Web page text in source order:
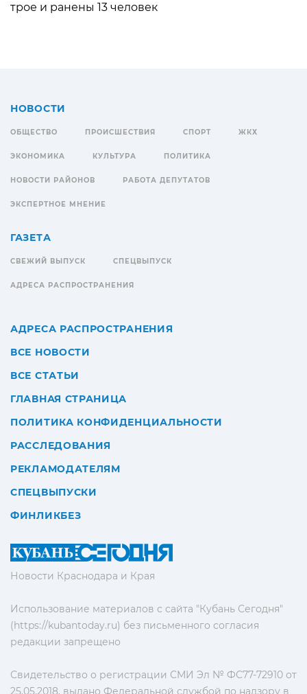
трое и ранены 13 человек
Новости Краснодара и Края
Использование материалов с сайта "Кубань Сегодня"
(https://kubantoday.ru) без письменного согласия
редакции запрещено
Свидетельство о регистрации СМИ Эл № ФС77-72910 от
25.05.2018, выдано Федеральной службой по надзору в
НОВОСТИ
ОБЩЕСТВО ПРОИСШЕСТВИЯ СПОРТ ЖКХ
ЭКОНОМИКА КУЛЬТУРА ПОЛИТИКА
НОВОСТИ РАЙОНОВ РАБОТА ДЕПУТАТОВ
ЭКСПЕРТНОЕ МНЕНИЕ
ГАЗЕТА
СВЕЖИЙ ВЫПУСК СПЕЦВЫПУСК
АДРЕСА РАСПРОСТРАНЕНИЯ
АДРЕСА РАСПРОСТРАНЕНИЯ
ВСЕ НОВОСТИ
ВСЕ СТАТЬИ
ГЛАВНАЯ СТРАНИЦА
ПОЛИТИКА КОНФИДЕНЦИАЛЬНОСТИ
РАССЛЕДОВАНИЯ
РЕКЛАМОДАТЕЛЯМ
СПЕЦВЫПУСКИ
ФИНЛИКБЕЗ